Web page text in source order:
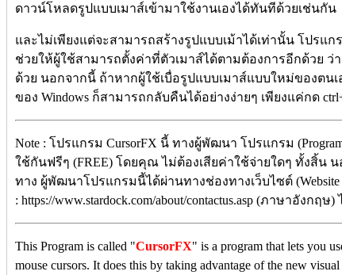
ดาวน์โหลดรูปแบบเมาส์เข้ามาใช้งานเองได้ทันทีด้วยเช่นกัน
และไม่เพียงแต่จะสามารถสร้างรูปแบบเม้าได้เท่านั้น โปรแก
ช่วยให้ผู้ใช้สามารถตั้งค่าที่ตัวเมาส์ได้ตามต้องการอีกด้วย
ด้วย นอกจากนี้ ถ้าหากผู้ใช้เบื่อรูปแบบเมาส์แบบใหม่ของตน
ของ Windows ก็สามารถกลับคืนได้อย่างง่ายๆ เพียงแค่กด
Note : โปรแกรม CursorFX นี้ ทางผู้พัฒนา โปรแกรม
ใช้กันฟรีๆ (FREE) โดยคุณ ไม่ต้องเสียค่าใช้จ่ายใดๆ ทั้งสิ้น
ทาง ผู้พัฒนาโปรแกรมนี้ได้ผ่านทางช่องทางเว็บไซต์ (Website
: https://www.stardock.com/about/contactus.asp (ภาษาอังกฤษ
This Program is called "CursorFX" is a program that lets you
mouse cursors. It does this by taking advantage of the new